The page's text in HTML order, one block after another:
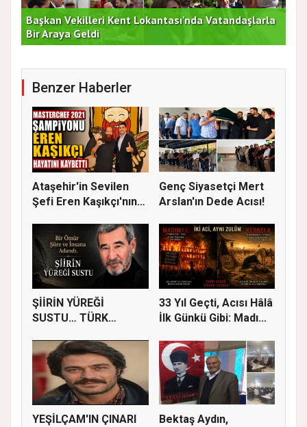
Başkan Vekilleri Kent Lokantası'nda Vatandaşlarla
Bir Araya Geldi
Benzer Haberler
Ataşehir'in Sevilen
Şefi Eren Kaşıkçı'nın
Genç Siyasetçi Mert
Arslan'ın Dede Acısı!
ŞİİRİN YÜREĞİ
SUSTU… TÜRK
TEL...
33 Yıl Geçti, Acısı Hâlâ
İlk Günkü Gibi: Madı...
YEŞİLÇAM'IN ÇINARI
Bektaş Aydın,